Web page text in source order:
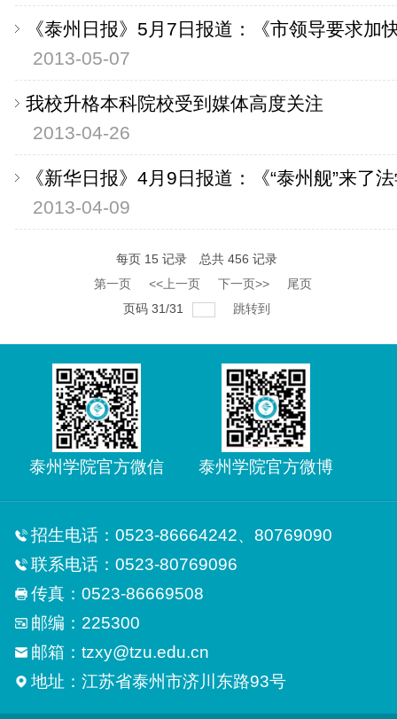
2013-05-07
《泰州日报》5月7日报道：《市领导要求加
2013-04-26
我校升格本科院校受到媒体高度关注
2013-04-09
《新华日报》4月9日报道：《“泰州舰”来了
每页 15 记录 总共 456 记录
第一页
<<上一页 下一页>>
尾页
页码 31/31 跳转到
泰州学院官方微信 泰州学院官方微博
招生电话：0523-86664242、80769090
联系电话：0523-80769096
传真：0523-86669508
邮编：225300
邮箱：tzxy@tzu.edu.cn
地址：江苏省泰州市济川东路93号